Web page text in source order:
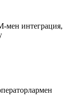
мен интеграция,